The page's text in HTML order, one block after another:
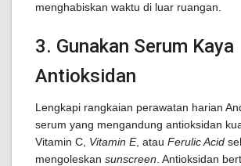
menghabiskan waktu di luar ruangan.
3. Gunakan Serum Kaya
Antioksidan
Lengkapi rangkaian perawatan harian
serum yang mengandung antioksidan
Vitamin C, Vitamin E, atau Ferulic Acid
mengoleskan sunscreen . Antioksidan